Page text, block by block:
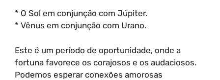
* O Sol em conjunção com Júpiter.
* Vênus em conjunção com Urano.
Este é um período de oportunidade, onde a
fortuna favorece os corajosos e os audaciosos.
Podemos esperar conexões amorosas